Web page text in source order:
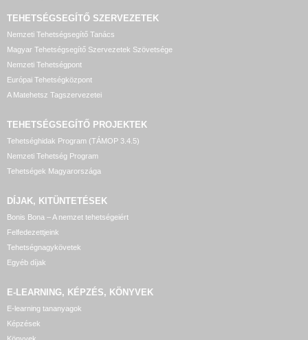
TEHETSÉGSEGÍTŐ SZERVEZETEK
Nemzeti Tehetségsegítő Tanács
Magyar Tehetségsegítő Szervezetek Szövetsége
Nemzeti Tehetségpont
Európai Tehetségközpont
A Matehetsz Tagszervezetei
TEHETSÉGSEGÍTŐ PROJEKTEK
Tehetséghidak Program (TÁMOP 3.4.5)
Nemzeti Tehetség Program
Tehetségek Magyarországa
DÍJAK, KITÜNTETÉSEK
Bonis Bona – A nemzet tehetségeiért
Felfedezettjeink
Tehetségnagykövetek
Egyéb díjak
E-LEARNING, KÉPZÉS, KÖNYVEK
E-learning tananyagok
Képzések